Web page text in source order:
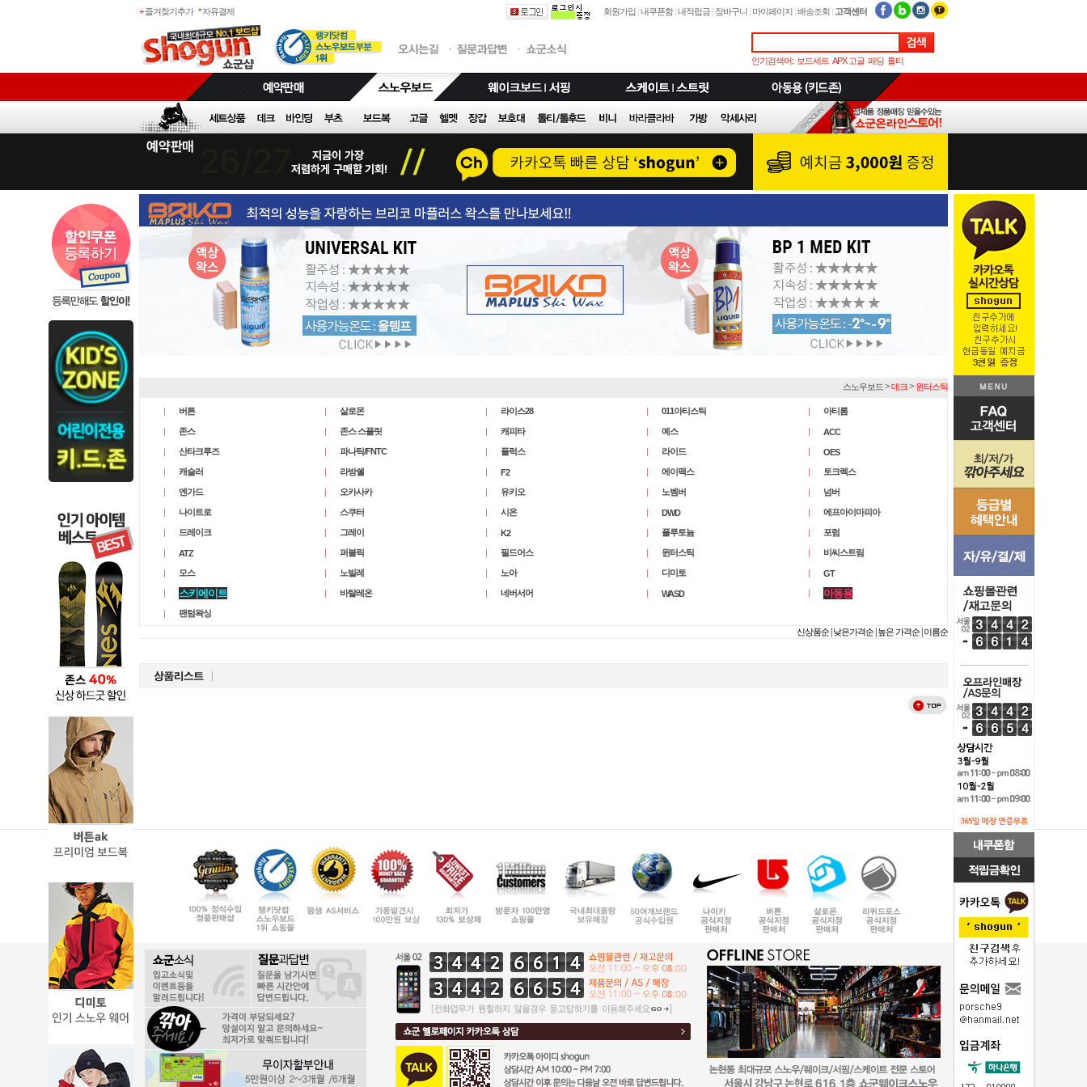
+ 즐겨찾기추가 * 자유결제 회원가입 |내쿠폰함 |내적립금 | 장바구니 | 마이페이지 |배송조회 | 고객센터
인기검색어: 보드세트 APX 고글 패딩 톨티
스노우보드 >데크> 윈터스틱
버튼 살로몬 라이스28 011아티스틱 아티롬
존스 존스 스플릿 캐피타 예스
ACC
산타크루즈
파나틱/FNTC 플럭스 라이드
OES
캐슬러
라방쉘 F2 에이팩스 토크렉스
엔가드 오카사카 유키오 노벰버 넘버
나이트로 스쿠터 시온 DWD 에프아이마피아
드레이크 그레이 K2 플루토늄 포럼
ATZ 퍼블릭 필드어스 윈터스틱 비씨스트림
모스 노빌레 노아 디미토 GT
스키에이트 바탈레온 네버서머 WASD 아동용
팬텀왁싱
신상품순 낮은가격순 높은 가격순 이름순